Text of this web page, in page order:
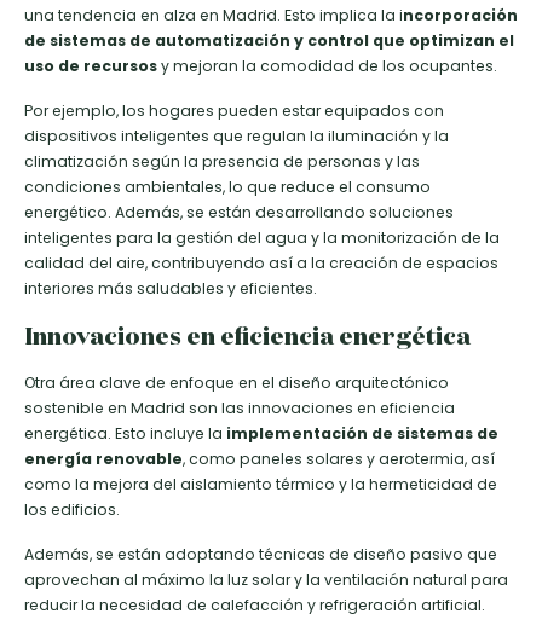
una tendencia en alza en Madrid. Esto implica la incorporación
de sistemas de automatización y control que optimizan el
uso de recursosy mejoran la comodidad de los ocupantes.
Por ejemplo, los hogares pueden estar equipados con
dispositivos inteligentes que regulan la iluminación y la
climatización según la presencia de personas y las
condiciones ambientales, lo que reduce el consumo
energético. Además, se están desarrollando soluciones
inteligentes para la gestión del agua y la monitorización de la
calidad del aire, contribuyendo así a la creación de espacios
interiores más saludables y eficientes.
Innovaciones en eficiencia energética
Otra área clave de enfoque en el diseño arquitectónico
sostenible en Madrid son las innovaciones en eficiencia
energética. Esto incluye la implementación de sistemas de
energía renovable, como paneles solares y aerotermia, así
como la mejora del aislamiento térmico y la hermeticidad de
los edificios.
Además, se están adoptando técnicas de diseño pasivo que
aprovechan al máximo la luz solar y la ventilación natural para
reducir la necesidad de calefacción y refrigeración artificial.